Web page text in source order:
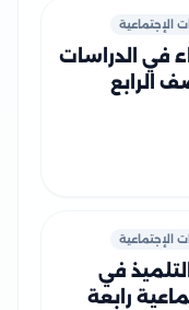
الإجتماعية
في الدراسات
الرابع
الإجتماعية
في
رابعة